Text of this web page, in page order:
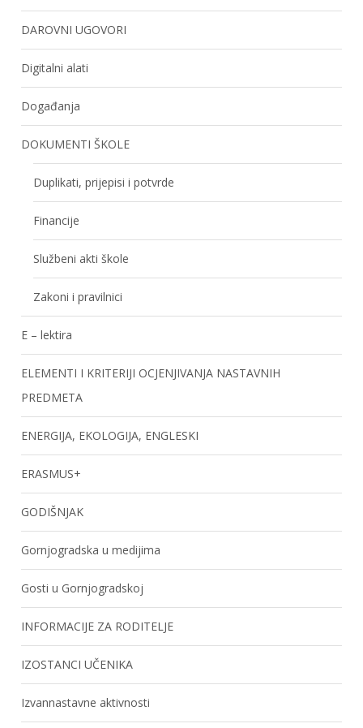
DAROVNI UGOVORI
Digitalni alati
Događanja
DOKUMENTI ŠKOLE
Duplikati, prijepisi i potvrde
Financije
Službeni akti škole
Zakoni i pravilnici
E – lektira
ELEMENTI I KRITERIJI OCJENJIVANJA NASTAVNIH
PREDMETA
ENERGIJA, EKOLOGIJA, ENGLESKI
ERASMUS+
GODIŠNJAK
Gornjogradska u medijima
Gosti u Gornjogradskoj
INFORMACIJE ZA RODITELJE
IZOSTANCI UČENIKA
Izvannastavne aktivnosti